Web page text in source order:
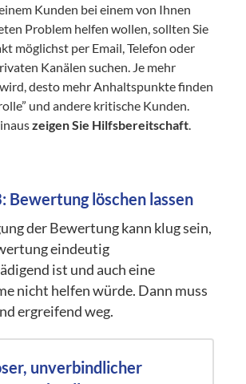
Kunden bei einem von Ihnen
Problem helfen wollen, sollten Sie
möglichst per Email, Telefon oder
Kanälen suchen. Je mehr
desto mehr Anhaltspunkte finden
und andere kritische Kunden.
zeigen Sie Hilfsbereitschaft
Bewertung löschen lassen
der Bewertung kann klug sein,
eindeutig
ist und auch eine
nicht helfen würde. Dann muss
ergreifend weg.
unverbindlicher